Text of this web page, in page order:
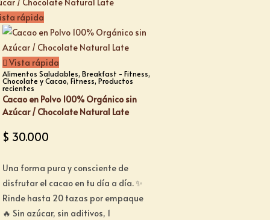
rápida
Vista rápida
Alimentos Saludables, Breakfast - Fitness,
Chocolate y Cacao, Fitness, Productos
recientes
Cacao en Polvo 100% Orgánico sin
Azúcar / Chocolate Natural Late
$ 30.000
Una forma pura y consciente de
disfrutar el cacao en tu día a día. ✨
Rinde hasta 20 tazas por empaque
🔥 Sin azúcar, sin aditivos, 1